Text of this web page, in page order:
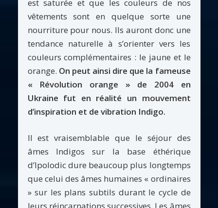
est saturée et que les couleurs de nos
vêtements sont en quelque sorte une
nourriture pour nous. Ils auront donc une
tendance naturelle à s’orienter vers les
couleurs complémentaires : le jaune et le
orange. On peut ainsi dire que la fameuse
« Révolution orange » de 2004 en
Ukraine fut en réalité un mouvement
d’inspiration et de vibration Indigo.
Il est vraisemblable que le séjour des
âmes Indigos sur la base éthérique
d’Ipolodic dure beaucoup plus longtemps
que celui des âmes humaines « ordinaires
» sur les plans subtils durant le cycle de